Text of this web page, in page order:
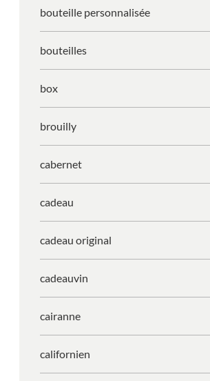
bouteille personnalisée
bouteilles
box
brouilly
cabernet
cadeau
cadeau original
cadeauvin
cairanne
californien